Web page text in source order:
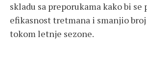
skladu sa preporukama kako bi se
efikasnost tretmana i smanjio
tokom letnje sezone.